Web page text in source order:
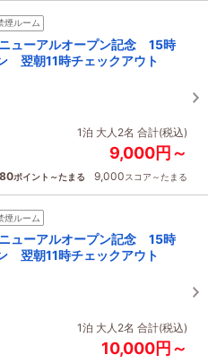
煙ルーム
ニューアルオープン記念 15時
翌朝11時チェックアウト
1泊 大人2名 合計(税込)
9,000円～
ポイント～たまる 9,000スコア～たまる
煙ルーム
ニューアルオープン記念 15時
翌朝11時チェックアウト
1泊 大人2名 合計(税込)
10,000円～